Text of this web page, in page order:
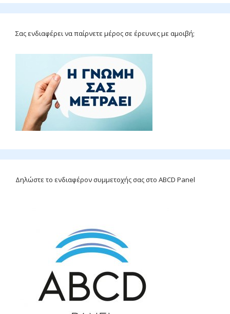
Σας ενδιαφέρει να παίρνετε μέρος σε έρευνες με αμοιβή;
Δηλώστε το ενδιαφέρον συμμετοχής σας στο ABCD Panel